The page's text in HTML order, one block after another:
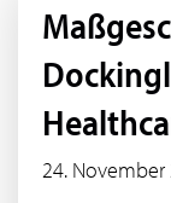
24. November